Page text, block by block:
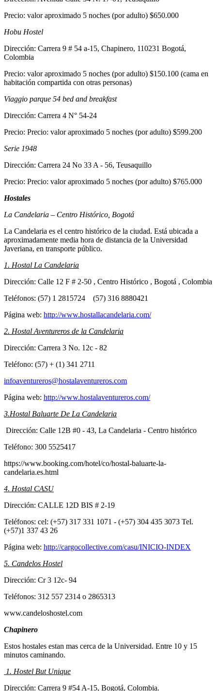
Precio: valor aproximado 5 noches (por adulto) $650.000
Hobu Hostel
Dirección: Carrera 9 # 54 a-15, Chapinero, 110231 Bogotá,
Colombia
Precio: valor aproximado 5 noches (por adulto) $150.100 (cama en
habitación compartida con otras personas)
Viaggio parque 54 bed and breakfast
Dirección: Carrera 4 N° 54-24
Precio: Precio: valor aproximado 5 noches (por adulto) $599.200
Serie 1948
Dirección: Carrera 24 No 33 A - 56, Teusaquillo
Precio: Precio: valor aproximado 5 noches (por adulto) $765.000
Hostales
La Candelaria – Centro Histórico, Bogotá
La Candelaria es el centro histórico de la ciudad. Está ubicada a
aproximadamente media hora de distancia de la Universidad
Javeriana, en transporte público.
1. Hostal La Candelaria
Dirección: Calle 12 F # 2-50 , Centro Histórico , Bogotá , Colombia
Teléfonos: (57) 1 2815724 (57) 316 8880421
Página web: http://www.hostallacandelaria.com/
2. Hostal Aventureros de la Candelaria
Dirección: Carrera 3 No. 12c - 82
Teléfono: (57) + (1) 341 2711
infoaventureros@hostalaventureros.com
Página web: http://www.hostalaventureros.com/
3.Hostal Baluarte De La Candelaria
Dirección: Calle 12B #0 - 43, La Candelaria - Centro histórico
Teléfono: 300 5525417
https://www.booking.com/hotel/co/hostal-baluarte-la-
candelaria.es.html
4. Hostal CASU
Dirección: CALLE 12D BIS # 2-19
Teléfonos: cel: (+57) 317 331 1071 - (+57) 304 435 3073 Tel.
(+57)1 337 43 26
Página web: http://cargocollective.com/casu/INICIO-INDEX
5. Candelos Hostel
Dirección: Cr 3 12c- 94
Teléfonos: 312 557 2314 o 2865313
www.candeloshostel.com
Chapinero
Estos hostales estan mas cerca de la Universidad. Entre 10 y 15
minutos caminando.
1. Hostel But Unique
Dirección: Carrera 9 #54 A-15, Bogotá, Colombia.